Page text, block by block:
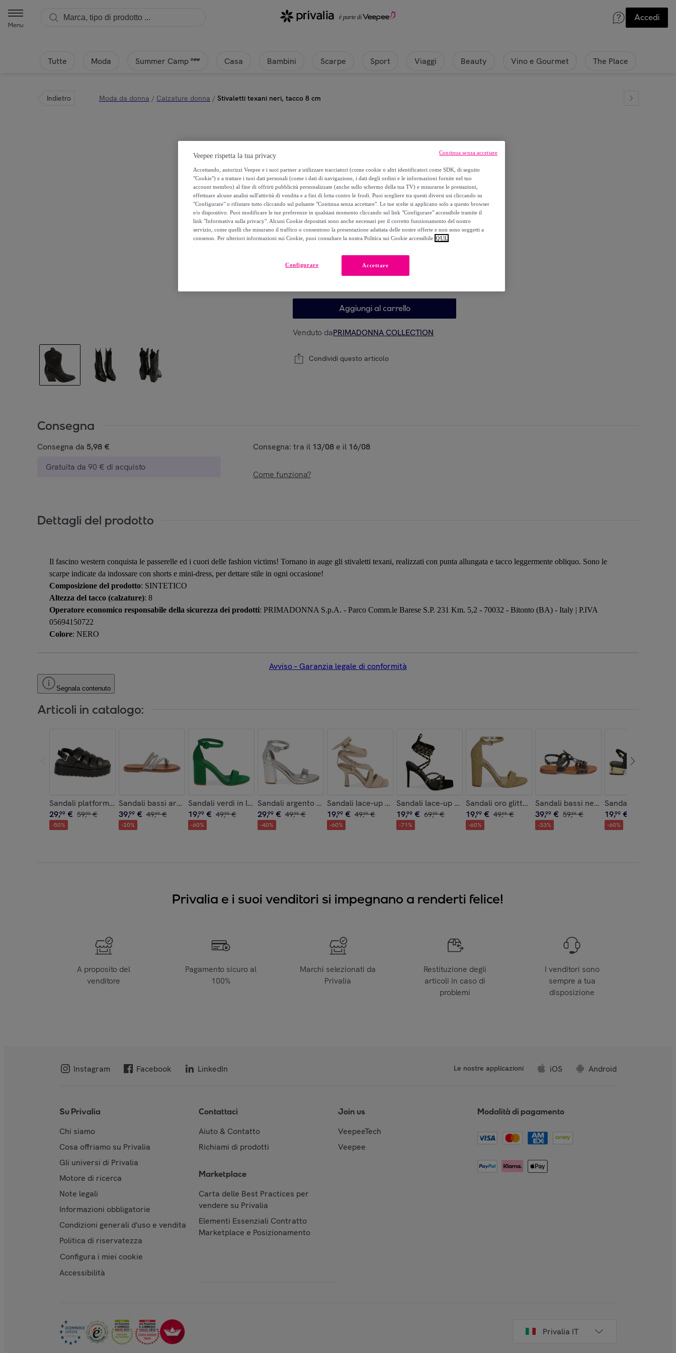
Menu
Accedi
Tutte Moda Summer Camp new Casa Bambini Scarpe Sport Viaggi Beauty Vino e Gourmet The Place
Indietro Moda da donna / Calzature donna / Stivaletti texani neri, tacco 8 cm
Primadonna Collection
Stivaletti texani neri, tacco 8 cm
59,99 €
37 38
Aggiungi al carrello
Venduto daPRIMADONNA COLLECTION
Condividi questo articolo
Consegna
Consegna da 5,98 €
Gratuita da 90 € di acquisto
Consegna: tra il 13/08 e il 16/08
Come funziona?
Dettagli del prodotto
Il fascino western conquista le passerelle ed i cuori delle fashion victims! Tornano in auge gli stivaletti texani, realizzati con punta allungata e tacco leggermente obliquo. Sono le
scarpe indicate da indossare con shorts e mini-dress, per dettare stile in ogni occasione!
Composizione del prodotto: SINTETICO
Altezza del tacco (calzature): 8
Operatore economico responsabile della sicurezza dei prodotti: PRIMADONNA S.p.A. - Parco Comm.le Barese S.P. 231 Km. 5,2 - 70032 - Bitonto (BA) - Italy | P.IVA
05694150722
Colore: NERO
Avviso – Garanzia legale di conformità
Segnala contenuto
Articoli in catalogo:
Sandali platform neri, zeppa 4 cm
29,99 € 59,99 €
-50%
Sandali bassi argento con pietre
39,99 € 49,99 €
-20%
Sandali verdi in lycra, tacco 9 cm
19,99 € 49,99 €
-60%
Sandali argento laminato, tacco 9 cm
29,99 € 49,99 €
-40%
Sandali lace-up panna, tacco 8,5 cm
19,99 € 49,99 €
-60%
Sandali lace-up neri in microfibra, tacco 10,5 cm
19,99 € 69,99 €
-71%
Sandali oro glitter, tacco 10,5 cm
19,99 € 49,99 €
-60%
Sandali bassi neri in vacchetta
39,99 € 59,99 €
-33%
Sandali neri, tacco
19,99 €
-60%
Privalia e i suoi venditori si impegnano a renderti felice!
A proposito del
venditore
Pagamento sicuro al
100%
Marchi selezionati da
Privalia
Restituzione degli
articoli in caso di
problemi
I venditori sono
sempre a tua
disposizione
Instagram Facebook LinkedIn Le nostre applicazioni iOS Android
Su Privalia
Chi siamo
Cosa offriamo su Privalia
Gli universi di Privalia
Motore di ricerca
Note legali
Informazioni obbligatorie
Condizioni generali d'uso e vendita
Politica di riservatezza
Configura i miei cookie
Accessibilità
Contattaci
Aiuto & Contatto
Richiami di prodotti
Marketplace
Carta delle Best Practices per
vendere su Privalia
Elementi Essenziali Contratto
Marketplace e Posizionamento
Join us
VeepeeTech
Veepee
Modalità di pagamento
Privalia IT
Veepee rispetta la tua privacy
Accettando, autorizzi Veepee e i suoi partner a utilizzare tracciatori (come cookie o altri identificatori come SDK, di seguito
"Cookie") e a trattare i tuoi dati personali (come i dati di navigazione, i dati degli ordini e le informazioni fornite nel tuo
account membro) al fine di offrirti pubblicità personalizzate (anche sullo schermo della tua TV) e misurarne le prestazioni,
effettuare alcune analisi sull'attività di vendita e a fini di lotta contro le frodi. Puoi scegliere tra questi diversi usi cliccando su
"Configurare" o rifiutare tutto cliccando sul pulsante "Continua senza accettare". Le tue scelte si applicano solo a questo browser
e/o dispositivo. Puoi modificare le tue preferenze in qualsiasi momento cliccando sul link "Configurare" accessibile tramite il
link "Informativa sulla privacy". Alcuni Cookie depositati sono anche necessari per il corretto funzionamento del nostro
servizio, come quelli che misurano il traffico o consentono la presentazione adattata delle nostre offerte e non sono soggetti a
consenso. Per ulteriori informazioni sui Cookie, puoi consultare la nostra Politica sui Cookie accessibile QUI.
Accettare
Configurare
Continua senza accettare